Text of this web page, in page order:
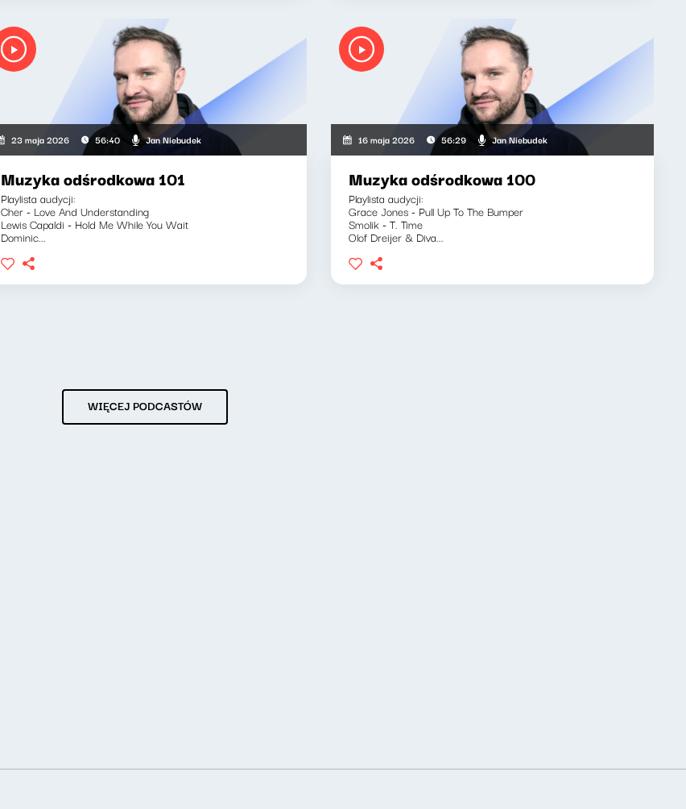
23 maja 2026 56:40 Jan Niebudek
Muzyka odśrodkowa 101
Playlista audycji:
Cher - Love And Understanding
Lewis Capaldi - Hold Me While You Wait
Dominic...
16 maja 2026 56:29 Jan Niebudek
Muzyka odśrodkowa 100
Playlista audycji:
Grace Jones - Pull Up To The Bumper
Smolik - T. Time
Olof Dreijer & Diva...
WIĘCEJ PODCASTÓW